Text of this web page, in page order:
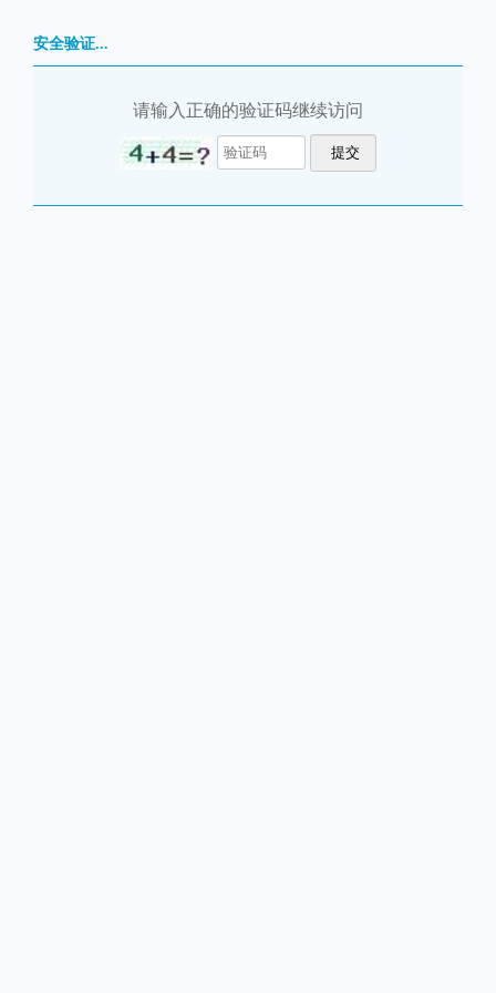
安全验证...
请输入正确的验证码继续访问